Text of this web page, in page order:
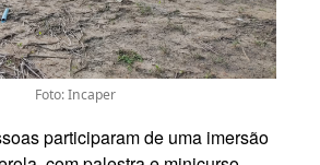
Foto: Incaper
participaram de uma imersão